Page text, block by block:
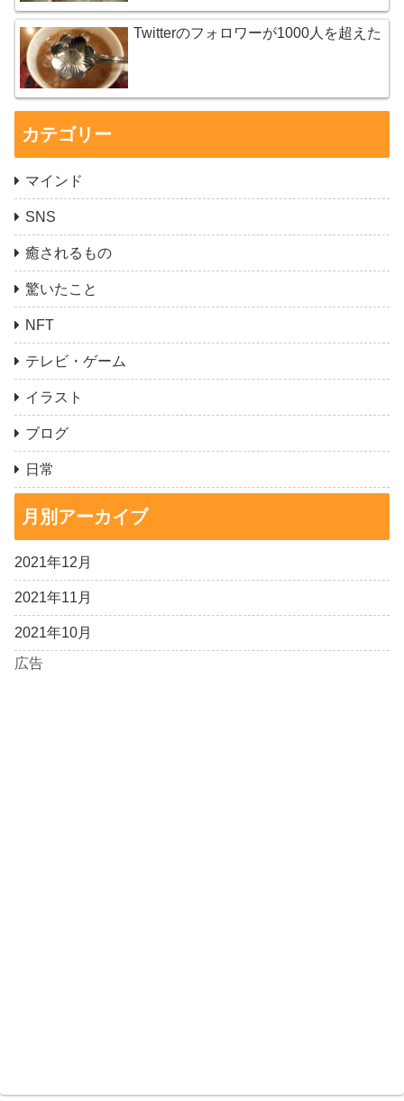
Twitterのフォロワーが1000人を超えた
カテゴリー
マインド
SNS
癒されるもの
驚いたこと
NFT
テレビ・ゲーム
イラスト
ブログ
日常
月別アーカイブ
2021年12月
2021年11月
2021年10月
広告